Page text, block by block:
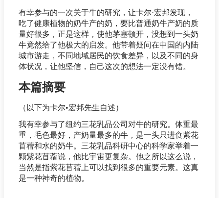
有幸参与的一次关于牛的研究，让卡尔·宏邦发现，
吃了健康植物的奶牛产的奶，要比普通奶牛产奶的质
量好很多，正是这样，使他茅塞顿开，没想到一头奶
牛竟然给了他极大的启发。他带着疑问在中国的内陆
城市游走，不同地域居民的饮食差异，以及不同的身
体状况，让他坚信，自己这次的想法一定没有错。
本篇摘要
（以下为卡尔•宏邦先生自述）
我有幸参与了纽约三花乳品公司对牛的研究。体重最
重，毛色最好，产奶量最多的牛，是一头只进食紫花
苜蓿和水的奶牛。三花乳品科研中心的科学家举着一
颗紫花苜蓿说，他比宇宙更复杂。他之所以这么说，
当然是指紫花苜蓿上可以找到很多的重要元素。这真
是一种神奇的植物。